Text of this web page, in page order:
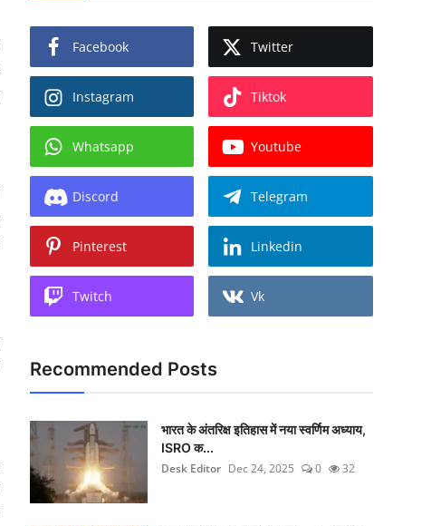
Facebook Twitter
Instagram Tiktok
Whatsapp Youtube
Discord Telegram
Pinterest Linkedin
Twitch Vk
Recommended Posts
भारत के अंतरिक्ष इतिहास में नया स्वर्णिम अध्याय,
ISRO क...
Desk Editor Dec 24, 2025 0 32